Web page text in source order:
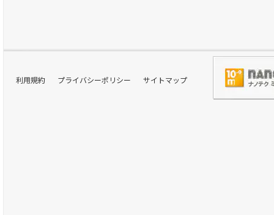
利用規約 プライバシーポリシー サイトマップ